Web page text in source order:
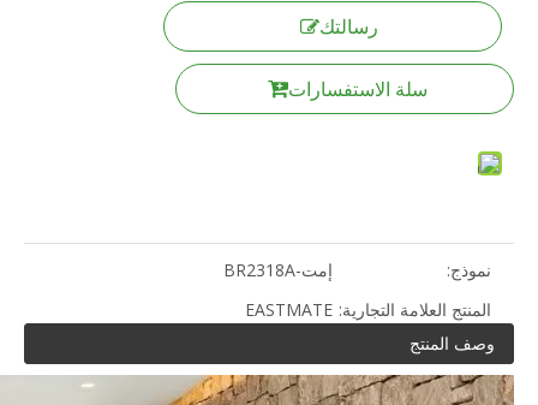
رسالتك
سلة الاستفسارات
نموذج:
إمت-BR2318A
المنتج العلامة التجارية: EASTMATE
وصف المنتج